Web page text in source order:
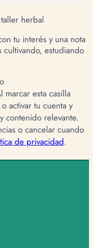
herbal
tu interés y una nota
cultivando, estudiando
marcar esta casilla
activar tu cuenta y
contenido relevante.
o cancelar cuando
de privacidad.